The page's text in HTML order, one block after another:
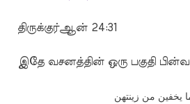
திருக்குர்ஆன் 24:31
இதே வசனத்தின் ஒரு பகுதி
يخفين من زينتهن